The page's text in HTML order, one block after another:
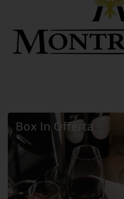
Box In Offerta